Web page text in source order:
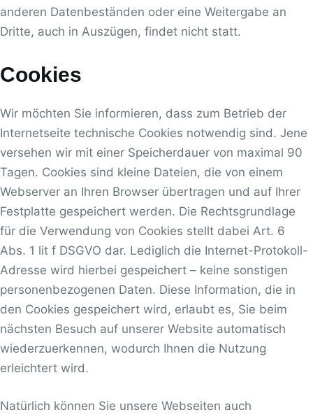
anderen Datenbeständen oder eine Weitergabe an
Dritte, auch in Auszügen, findet nicht statt.
Cookies
Wir möchten Sie informieren, dass zum Betrieb der
Internetseite technische Cookies notwendig sind. Jene
versehen wir mit einer Speicherdauer von maximal 90
Tagen. Cookies sind kleine Dateien, die von einem
Webserver an Ihren Browser übertragen und auf Ihrer
Festplatte gespeichert werden. Die Rechtsgrundlage
für die Verwendung von Cookies stellt dabei Art. 6
Abs. 1 lit f DSGVO dar. Lediglich die Internet-Protokoll-
Adresse wird hierbei gespeichert – keine sonstigen
personenbezogenen Daten. Diese Information, die in
den Cookies gespeichert wird, erlaubt es, Sie beim
nächsten Besuch auf unserer Website automatisch
wiederzuerkennen, wodurch Ihnen die Nutzung
erleichtert wird.
Natürlich können Sie unsere Webseiten auch